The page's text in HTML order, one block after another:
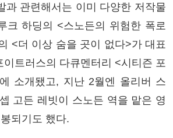
과 관련해서는 이미 다양한 저작물
크 하딩의 <스노든의 위험한 폭로
<더 이상 숨을 곳이 없다>가 대표
이트러스의 다큐멘터리 <시티즌 포
소개됐고, 지난 2월엔 올리버 스
고든 레빗이 스노든 역을 맡은 영
되기도 했다.